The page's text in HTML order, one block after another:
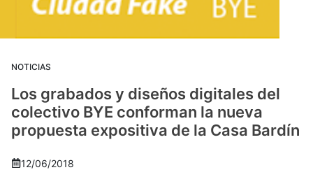
NOTICIAS
Los grabados y diseños digitales del
colectivo BYE conforman la nueva
propuesta expositiva de la Casa Bardín
12/06/2018